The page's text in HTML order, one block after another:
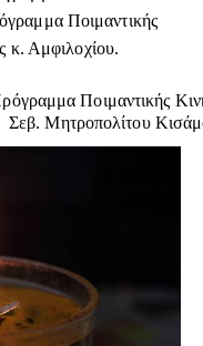
Ποιμαντικής
κ. Αμφιλοχίου.
Ποιμαντικής
Σεβ. Μητροπολίτου